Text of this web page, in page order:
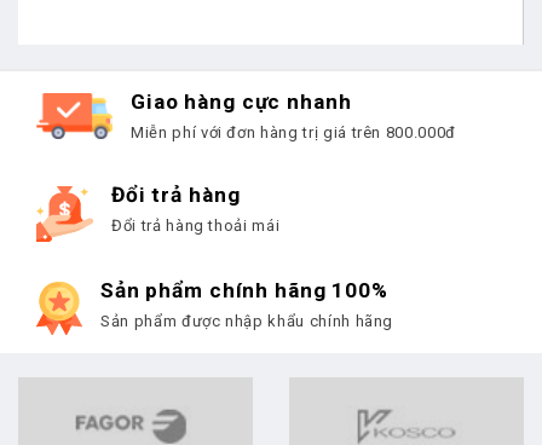
Giao hàng cực nhanh
Miễn phí với đơn hàng trị giá trên 800.000đ
Đổi trả hàng
Đổi trả hàng thoải mái
Sản phẩm chính hãng 100%
Sản phẩm được nhập khẩu chính hãng